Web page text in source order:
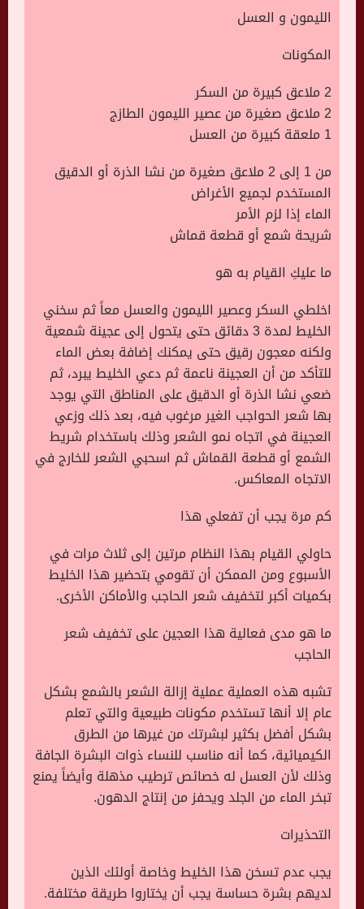
الليمون و العسل
المكونات
2 ملاعق كبيرة من السكر
2 ملاعق صغيرة من عصير الليمون الطازج
1 ملعقة كبيرة من العسل
من 1 إلى 2 ملاعق صغيرة من نشا الذرة أو الدقيق
المستخدم لجميع الأغراض
الماء إذا لزم الأمر
شريحة شمع أو قطعة قماش
ما عليكِ القيام به هو
اخلطي السكر وعصير الليمون والعسل معاً ثم سخني
الخليط لمدة 3 دقائق حتى يتحول إلى عجينة شمعية
ولكنه معجون رقيق حتى يمكنك إضافة بعض الماء
للتأكد من أن العجينة ناعمة ثم دعي الخليط يبرد، ثم
ضعي نشا الذرة أو الدقيق على المناطق التي يوجد
بها شعر الحواجب الغير مرغوب فيه، بعد ذلك وزعي
العجينة في اتجاه نمو الشعر وذلك باستخدام شريط
الشمع أو قطعة القماش ثم اسحبي الشعر للخارج في
الاتجاه المعاكس.
كم مرة يجب أن تفعلي هذا
حاولي القيام بهذا النظام مرتين إلى ثلاث مرات في
الأسبوع ومن الممكن أن تقومي بتحضير هذا الخليط
بكميات أكبر لتخفيف شعر الحاجب والأماكن الأخرى.
ما هو مدى فعالية هذا العجين على تخفيف شعر
الحاجب
تشبه هذه العملية عملية إزالة الشعر بالشمع بشكل
عام إلا أنها تستخدم مكونات طبيعية والتي تعلم
بشكل أفضل بكثير لبشرتك من غيرها من الطرق
الكيميائية، كما أنه مناسب للنساء ذوات البشرة الجافة
وذلك لأن العسل له خصائص ترطيب مذهلة وأيضاً يمنع
تبخر الماء من الجلد ويحفز من إنتاج الدهون.
التحذيرات
يجب عدم تسخن هذا الخليط وخاصة أولئك الذين
لديهم بشرة حساسة يجب أن يختاروا طريقة مختلفة.